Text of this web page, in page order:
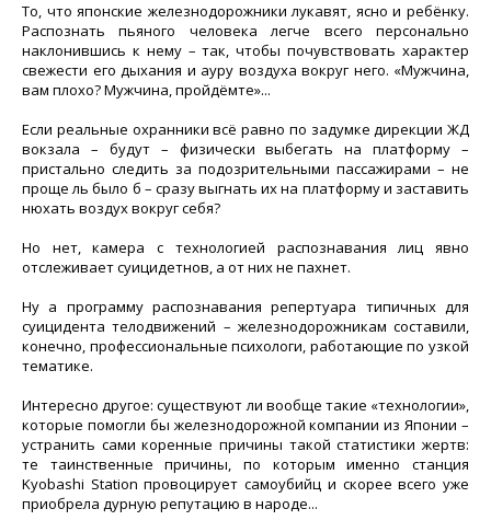
То, что японские железнодорожники лукавят, ясно и ребёнку.
Распознать пьяного человека легче всего персонально
наклонившись к нему – так, чтобы почувствовать характер
свежести его дыхания и ауру воздуха вокруг него. «Мужчина,
вам плохо? Мужчина, пройдёмте»...
Если реальные охранники всё равно по задумке дирекции ЖД
вокзала – будут – физически выбегать на платформу –
пристально следить за подозрительными пассажирами – не
проще ль было б – сразу выгнать их на платформу и заставить
нюхать воздух вокруг себя?
Но нет, камера с технологией распознавания лиц явно
отслеживает суицидетнов, а от них не пахнет.
Ну а программу распознавания репертуара типичных для
суицидента телодвижений – железнодорожникам составили,
конечно, профессиональные психологи, работающие по узкой
тематике.
Интересно другое: существуют ли вообще такие «технологии»,
которые помогли бы железнодорожной компании из Японии –
устранить сами коренные причины такой статистики жертв:
те таинственные причины, по которым именно станция
Kyobashi Station провоцирует самоубийц и скорее всего уже
приобрела дурную репутацию в народе...